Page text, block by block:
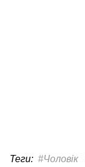
Теги: #Чоловік